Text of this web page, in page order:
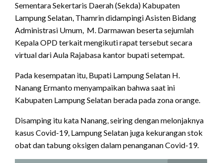
Sementara Sekertaris Daerah (Sekda) Kabupaten
Lampung Selatan, Thamrin didampingi Asisten Bidang
Administrasi Umum, M. Darmawan beserta sejumlah
Kepala OPD terkait mengikuti rapat tersebut secara
virtual dari Aula Rajabasa kantor bupati setempat.
Pada kesempatan itu, Bupati Lampung Selatan H.
Nanang Ermanto menyampaikan bahwa saat ini
Kabupaten Lampung Selatan berada pada zona orange.
Disamping itu kata Nanang, seiring dengan melonjaknya
kasus Covid-19, Lampung Selatan juga kekurangan stok
obat dan tabung oksigen dalam penanganan Covid-19.